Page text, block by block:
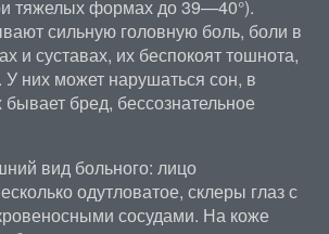
тяжелых формах до 39—40°).
сильную головную боль, боли в
и суставах, их беспокоят тошнота,
У них может нарушаться сон, в
бред, бессознательное
вид больного: лицо
одутловатое, склеры глаз с
сосудами. На коже